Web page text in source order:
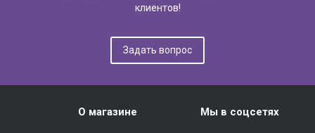
клиентов!
Задать вопрос
О магазине Мы в соцсетях